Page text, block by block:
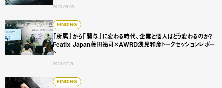
2026.08.03
FINDING
「所属」から「関与」に変わる時代、企業と個人はどう変わるのか？
Peatix Japan藤田祐司×AWRD浅見和彦トークセッションレポー
ト
2026.07.29
「所属」から「関与」に変わる時代、企業と個人はどう変
FINDING
都市の中で、靴を脱ぎ「獣」になる。 FabCafe Osaka『獣